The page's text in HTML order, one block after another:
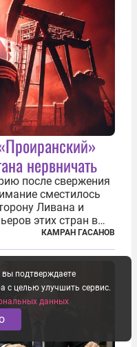
нервничать
после свержения
сместилось
Ливана и
этих стран в
турецкой компании
Киркука и
КАМРАН ГАСАНОВ
подтверждаете
с целью улучшить сервис.
данных